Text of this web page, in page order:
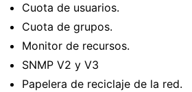
Cuota de usuarios.
Cuota de grupos.
Monitor de recursos.
SNMP V2 y V3
Papelera de reciclaje de la red.